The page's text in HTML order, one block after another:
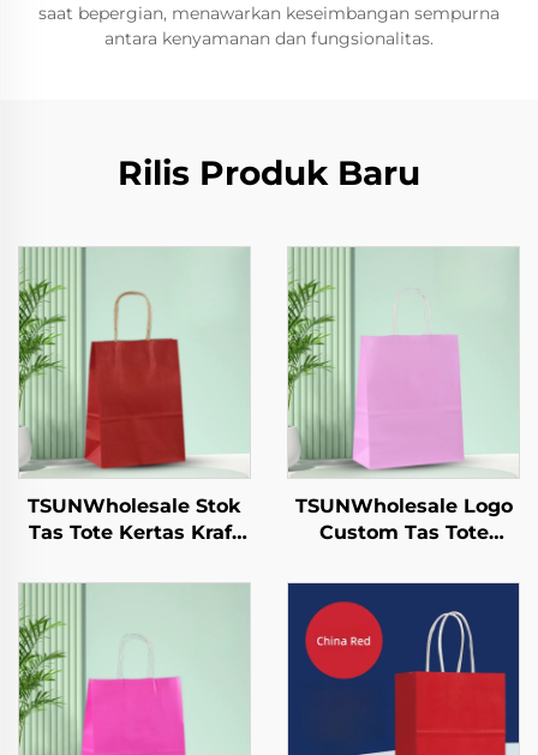
saat bepergian, menawarkan keseimbangan sempurna
antara kenyamanan dan fungsionalitas.
Rilis Produk Baru
TSUNWholesale Stok
Tas Tote Kertas Kraft
untuk Pengambilan
dan Hadiah Tahun
Baru/Christmas
Packaging Bag
TSUNWholesale Logo
Custom Tas Tote
Permukaan Sablon
untuk Pengiriman
Makanan
Pengambilan Tahun